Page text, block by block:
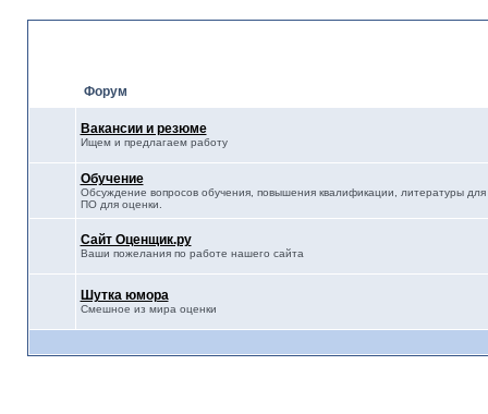
Форум
Вакансии и резюме
Ищем и предлагаем работу
Обучение
Обсуждение вопросов обучения, повышения квалификации, литературы
ПО для оценки.
Сайт Оценщик.ру
Ваши пожелания по работе нашего сайта
Шутка юмора
Смешное из мира оценки